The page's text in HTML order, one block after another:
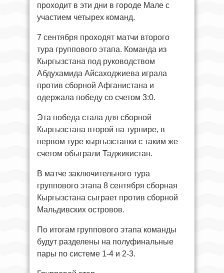
проходит в эти дни в городе Мале с
участием четырех команд.
7 сентября проходят матчи второго
тура группового этапа. Команда из
Кыргызстана под руководством
Абдухамида Айсаходжиева играла
против сборной Афганистана и
одержала победу со счетом 3:0.
Эта победа стала для сборной
Кыргызстана второй на турнире, в
первом туре кыргызстанки с таким же
счетом обыграли Таджикистан.
В матче заключительного тура
группового этапа 8 сентября сборная
Кыргызстана сыграет против сборной
Мальдивских островов.
По итогам группового этапа команды
будут разделены на полуфинальные
пары по системе 1-4 и 2-3.